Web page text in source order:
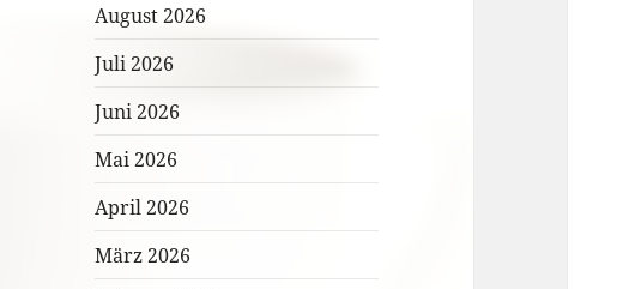
August 2026
Juli 2026
Juni 2026
Mai 2026
April 2026
März 2026